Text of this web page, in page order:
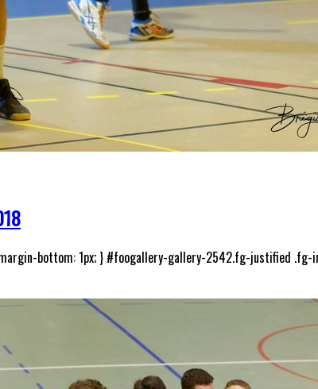
bottom: 1px; } #foogallery-gallery-2542.fg-justified .fg-